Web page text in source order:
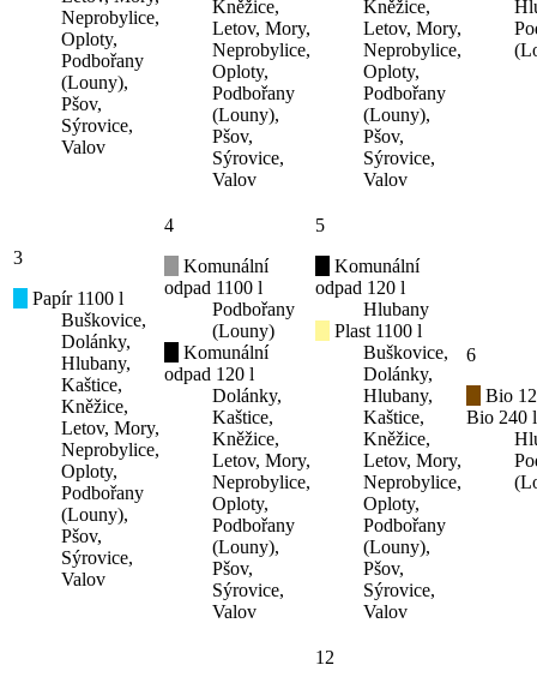
Neprobylice,
Oploty,
Podbořany
(Louny),
Pšov,
Sýrovice,
Valov
Kněžice,
Letov, Mory,
Neprobylice,
Oploty,
Podbořany
(Louny),
Pšov,
Sýrovice,
Valov
Kněžice,
Letov, Mory,
Neprobylice,
Oploty,
Podbořany
(Louny),
Pšov,
Sýrovice,
Valov
3
Papír 1100 l
Buškovice,
Dolánky,
Hlubany,
Kaštice,
Kněžice,
Letov, Mory,
Neprobylice,
Oploty,
Podbořany
(Louny),
Pšov,
Sýrovice,
Valov
4
Komunální
odpad 1100 l
Podbořany
(Louny)
Komunální
odpad 120 l
Dolánky,
Kaštice,
Kněžice,
Letov, Mory,
Neprobylice,
Oploty,
Podbořany
(Louny),
Pšov,
Sýrovice,
Valov
5
Komunální
odpad 120 l
Hlubany
Plast 1100 l
Buškovice,
Dolánky,
Hlubany,
Kaštice,
Kněžice,
Letov, Mory,
Neprobylice,
Oploty,
Podbořany
(Louny),
Pšov,
Sýrovice,
Valov
6
Bio
Bio 240 l
12